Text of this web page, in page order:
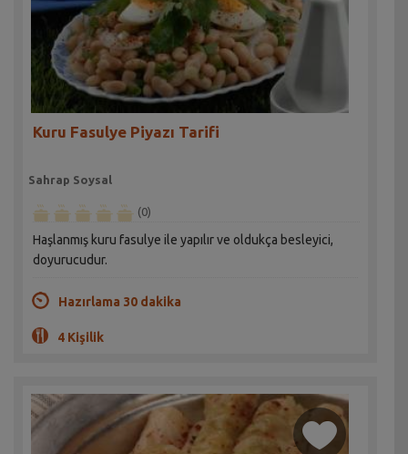
Kuru Fasulye Piyazı Tarifi
Sahrap Soysal
(0)
Haşlanmış kuru fasulye ile yapılır ve oldukça besleyici,
doyurucudur.
Hazırlama 30 dakika
4 Kişilik